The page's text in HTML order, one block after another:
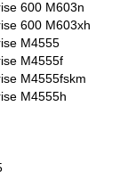
600 M603n
600 M603xh
M4555
M4555f
M4555fskm
M4555h